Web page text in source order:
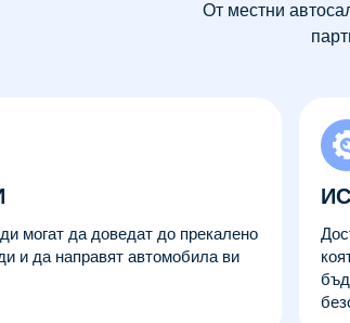
От местни
могат да доведат до прекалено
и да направят автомобила ви